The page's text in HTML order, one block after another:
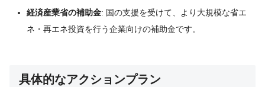
経済産業省の補助金: 国の支援を受けて、より大規模な省エ
ネ・再エネ投資を行う企業向けの補助金です。
具体的なアクションプラン